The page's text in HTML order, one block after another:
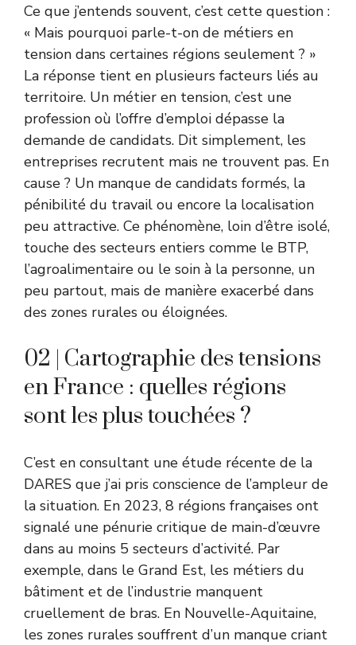
Ce que j’entends souvent, c’est cette question :
« Mais pourquoi parle-t-on de métiers en
tension dans certaines régions seulement ? »
La réponse tient en plusieurs facteurs liés au
territoire. Un métier en tension, c’est une
profession où l’offre d’emploi dépasse la
demande de candidats. Dit simplement, les
entreprises recrutent mais ne trouvent pas. En
cause ? Un manque de candidats formés, la
pénibilité du travail ou encore la localisation
peu attractive. Ce phénomène, loin d’être isolé,
touche des secteurs entiers comme le BTP,
l’agroalimentaire ou le soin à la personne, un
peu partout, mais de manière exacerbé dans
des zones rurales ou éloignées.
02 | Cartographie des tensions
en France : quelles régions
sont les plus touchées ?
C’est en consultant une étude récente de la
DARES que j’ai pris conscience de l’ampleur de
la situation. En 2023, 8 régions françaises ont
signalé une pénurie critique de main-d’œuvre
dans au moins 5 secteurs d’activité. Par
exemple, dans le Grand Est, les métiers du
bâtiment et de l’industrie manquent
cruellement de bras. En Nouvelle-Aquitaine,
les zones rurales souffrent d’un manque criant